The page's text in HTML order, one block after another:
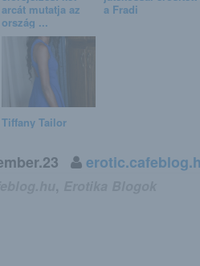
arcát mutatja az
ország ...
a Fradi
Tiffany Tailor
,